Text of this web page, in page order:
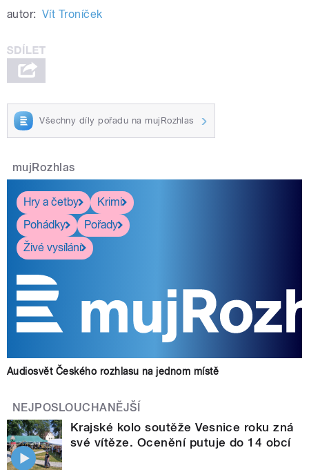
autor: Vít Troníček
Všechny díly pořadu na mujRozhlas
mujRozhlas
Hry a četby
Krimi
Pohádky
Pořady
Živé vysílání
Audiosvět Českého rozhlasu na jednom místě
NEJPOSLOUCHANĚJŠÍ
Krajské kolo soutěže Vesnice roku zná
své vítěze. Ocenění putuje do 14 obcí